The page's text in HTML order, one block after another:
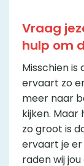
Vraag
hulp om
Misschien is
ervaart zo
meer naar
kijken. Maar
zo groot is
ervaart je er
raden wij